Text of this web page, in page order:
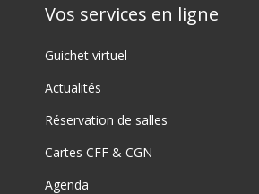
Vos services en ligne
Guichet virtuel
Actualités
Réservation de salles
Cartes CFF & CGN
Agenda